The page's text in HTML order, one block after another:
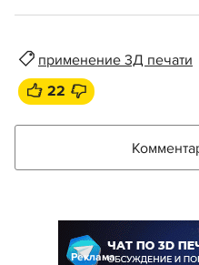
применение 3Д печати
22
Реклама